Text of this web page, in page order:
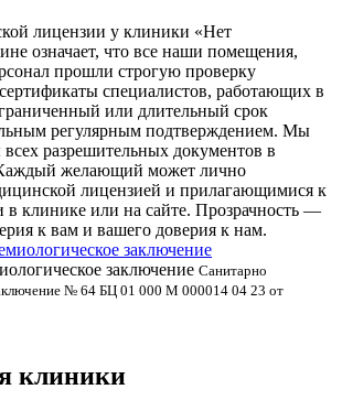
лицензии у клиники «Нет
означает, что все наши помещения,
прошли строгую проверку
специалистов, работающих в
или длительный срок
регулярным подтверждением. Мы
разрешительных документов в
желающий может лично
лицензией и прилагающимися к
в клинике или на сайте. Прозрачность —
к вам и вашего доверия к нам.
заключение Санитарно
№ 64 БЦ 01 000 М 000014 04 23 от
клиники